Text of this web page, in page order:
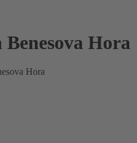
Hora
Hora